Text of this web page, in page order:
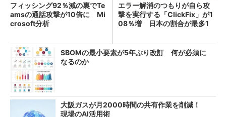
フィッシング92％減の裏でTe
amsの通話攻撃が10倍に Mi
crosoft分析
エラー解消のつもりが自ら攻
撃を実行する「ClickFix」が1
08％増 日本の割合が最多1
SBOMの最小要素が5年ぶり改訂 何が必須に
なるのか
大阪ガスが月2000時間の共有作業を削減！
現場のAI活用術